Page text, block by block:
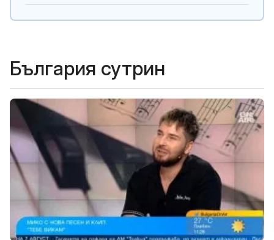
България сутрин